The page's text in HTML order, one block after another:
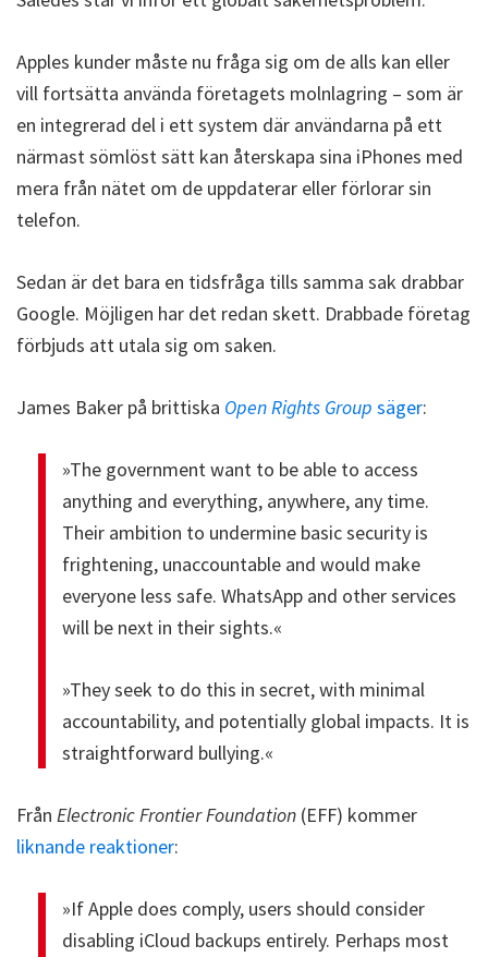
Apples kunder måste nu fråga sig om de alls kan eller
vill fortsätta använda företagets molnlagring – som är
en integrerad del i ett system där användarna på ett
närmast sömlöst sätt kan återskapa sina iPhones med
mera från nätet om de uppdaterar eller förlorar sin
telefon.
Sedan är det bara en tidsfråga tills samma sak drabbar
Google. Möjligen har det redan skett. Drabbade företag
förbjuds att utala sig om saken.
James Baker på brittiska Open Rights Group säger:
»The government want to be able to access
anything and everything, anywhere, any time.
Their ambition to undermine basic security is
frightening, unaccountable and would make
everyone less safe. WhatsApp and other services
will be next in their sights.«
»They seek to do this in secret, with minimal
accountability, and potentially global impacts. It is
straightforward bullying.«
Från Electronic Frontier Foundation (EFF) kommer
liknande reaktioner:
»If Apple does comply, users should consider
disabling iCloud backups entirely. Perhaps most